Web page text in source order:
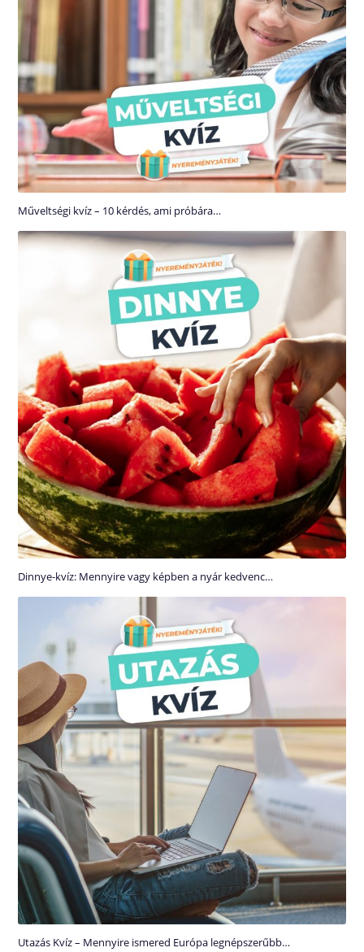
Műveltségi kvíz – 10 kérdés, ami próbára…
Dinnye-kvíz: Mennyire vagy képben a nyár kedvenc…
Utazás Kvíz – Mennyire ismered Európa legnépszerűbb…